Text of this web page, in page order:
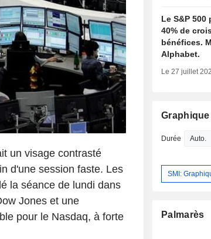
un visage contrasté
d'une session faste. Les
la séance de lundi dans
Jones et une
pour le Nasdaq, à forte
Le S&P 500
40% de
bénéfices.
Alphabet.
Le 27 juillet
Graphique
Durée
SMI:
Palmarès